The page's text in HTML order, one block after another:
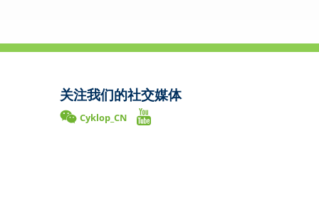
关注我们的社交媒体
Cyklop_CN